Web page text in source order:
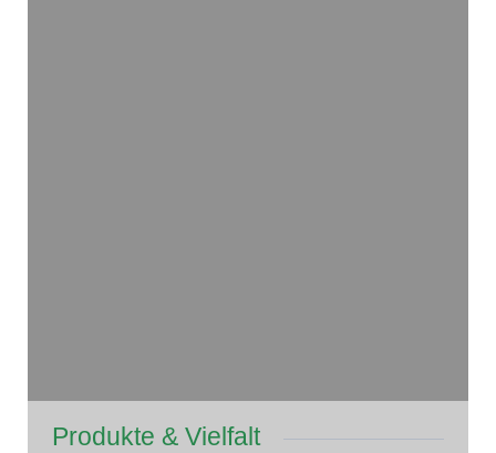
Produkte & Vielfalt